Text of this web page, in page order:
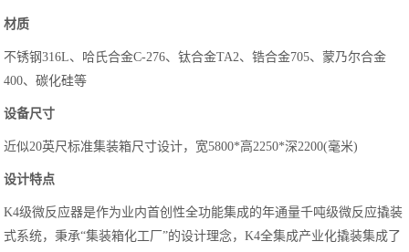
材质
不锈钢316L、哈氏合金C-276、钛合金TA2、锆合金705、蒙乃尔合金
400、碳化硅等
设备尺寸
近似20英尺标准集装箱尺寸设计，宽5800*高2250*深2200(毫米)
设计特点
K4级微反应器是作为业内首创性全功能集成的年通量千吨级微反应撬装
式系统，秉承“集装箱化工厂”的设计理念，K4全集成产业化撬装集成了